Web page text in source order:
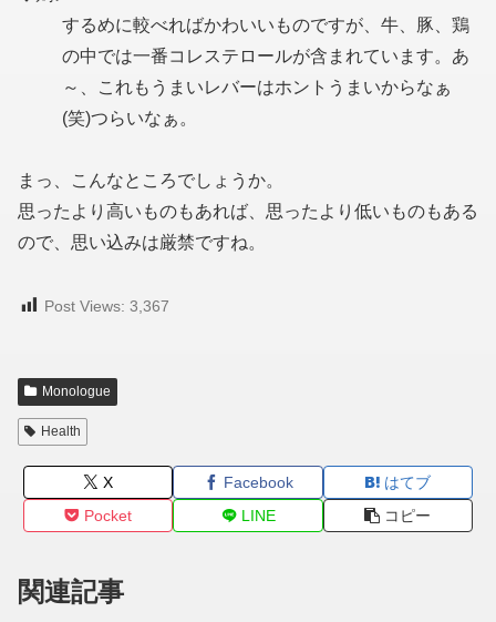
するめに較べればかわいいものですが、牛、豚、鶏
の中では一番コレステロールが含まれています。あ
～、これもうまいレバーはホントうまいからなぁ
(笑)つらいなぁ。
まっ、こんなところでしょうか。
思ったより高いものもあれば、思ったより低いものもある
ので、思い込みは厳禁ですね。
Post Views: 3,367
Monologue
Health
X Facebook
はてブ
Pocket
LINE コピー
関連記事